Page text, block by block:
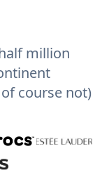
million
course not)